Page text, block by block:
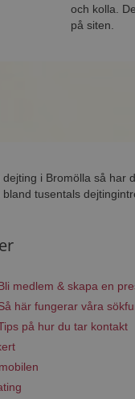
och kolla.
på siten.
dejting i Bromölla så har
bland tusentals
medlem & skapa en
här fungerar våra
på hur du tar kontakt